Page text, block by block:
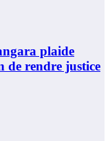
plaide
rendre justice